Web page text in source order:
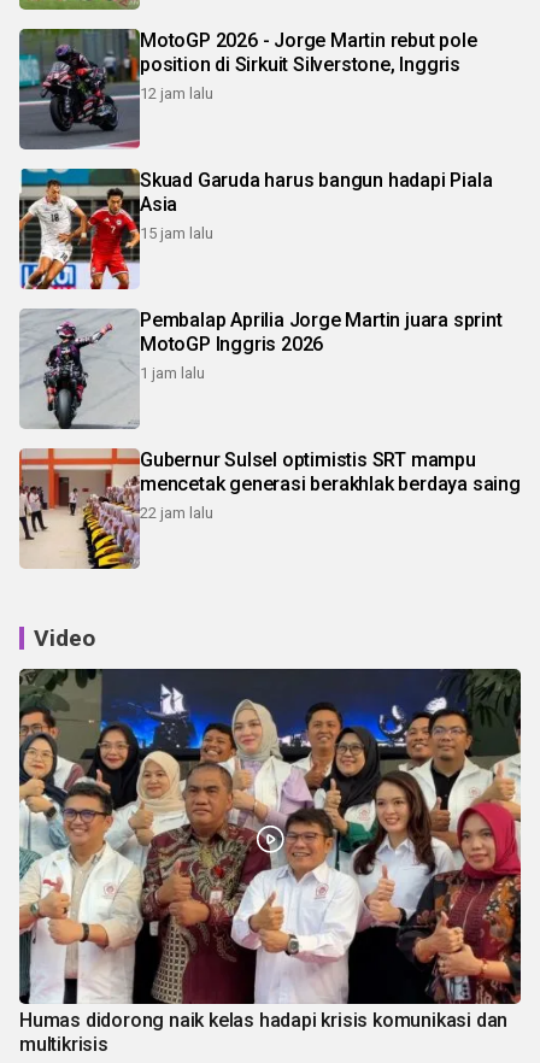
MotoGP 2026 - Jorge Martin rebut pole
position di Sirkuit Silverstone, Inggris
12 jam lalu
Skuad Garuda harus bangun hadapi Piala
Asia
15 jam lalu
Pembalap Aprilia Jorge Martin juara sprint
MotoGP Inggris 2026
1 jam lalu
Gubernur Sulsel optimistis SRT mampu
mencetak generasi berakhlak berdaya saing
22 jam lalu
Video
Humas didorong naik kelas hadapi krisis komunikasi dan
multikrisis